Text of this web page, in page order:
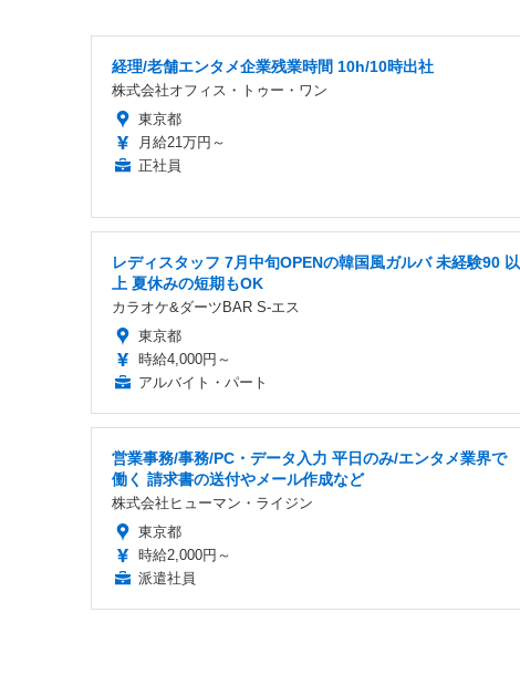
経理/老舗エンタメ企業残業時間 10h/10時出社
株式会社オフィス・トゥー・ワン
東京都
月給21万円～
正社員
レディスタッフ 7月中旬OPENの韓国風ガルバ 未経験90 以
上 夏休みの短期もOK
カラオケ&ダーツBAR S-エス
東京都
時給4,000円～
アルバイト・パート
営業事務/事務/PC・データ入力 平日のみ/エンタメ業界で
働く 請求書の送付やメール作成など
株式会社ヒューマン・ライジン
東京都
時給2,000円～
派遣社員